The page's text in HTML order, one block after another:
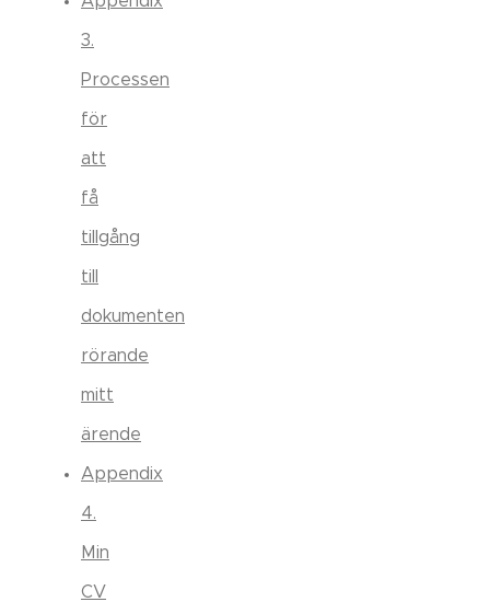
3.
Processen
för
att
få
tillgång
till
dokumenten
rörande
mitt
ärende
Appendix
4.
Min
CV